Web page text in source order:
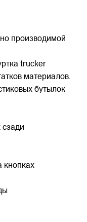
производимой
trucker
материалов.
бутылок
сзади
кнопках